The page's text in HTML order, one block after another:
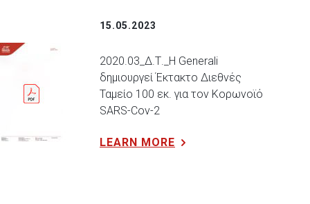
15.05.2023
2020.03_Δ.Τ._Η Generali
δημιουργεί Έκτακτο Διεθνές
Ταμείο 100 εκ. για τον Κορωνοϊό
SARS-Cov-2
LEARN MORE